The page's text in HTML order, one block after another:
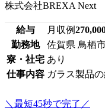
株式会社BREXA Next
給与 月収例
勤務地
佐賀県 鳥栖
寮・社宅 あり
仕事内容 ガラス製品
＼最短45秒で完了／